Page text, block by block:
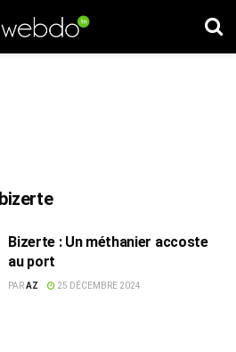
Bizerte : Un méthanier accoste
au port
PARAZ 25 DÉCEMBRE 2024